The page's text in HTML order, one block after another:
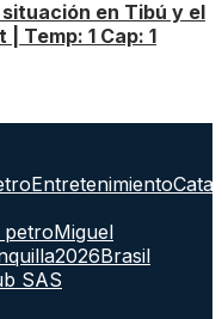
en Tibú y el
Temp: 1 Cap: 1
Entretenimiento
petroMiguel
2026Brasil
SAS